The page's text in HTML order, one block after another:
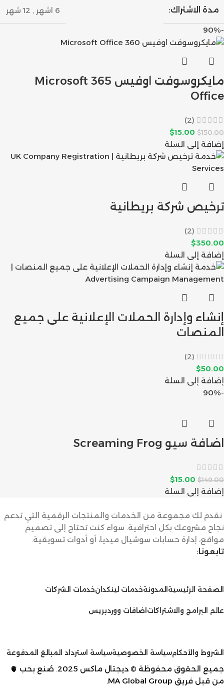
مدة الاشتراك:
6 اشهر , 12 شهر
-90%
مايكروسوفت اوفيس 365 Microsoft
Office
(2)
$150.00
$15.00
إضافة إلى السلة
ترخيص شركة بريطانية
(2)
$350.00
إضافة إلى السلة
إنشاء وإدارة الحملات الإعلانية على جميع
المنصات
(2)
$50.00
إضافة إلى السلة
-90%
اضافة سيو Screaming Frog
$149.00
$15.00
إضافة إلى السلة
نقدم لك مجموعة من الخدمات والمنتجات الرقمية التي تدعم
نجاح مشروعك بكل احترافية. سواء كنت تحتاج إلى تصميم
مواقع، إدارة حسابات سوشيال ميديا، أو أدوات تسويقية.
تابعونا:
الصفحة الرئيسية المدونةخدمات لينكدانخدمات الشركات
عالم البرامج والاشتراكات اضافات ووردبريس
الشروط والأحكامسياسة الخصوصيةسياسة استرداد المبالغ المدفوعة
جميع الحقوق محفوظة © ديجتال ماكس 2025. صُنع بحب 🫀
من قبل فريق MA Global Group
.